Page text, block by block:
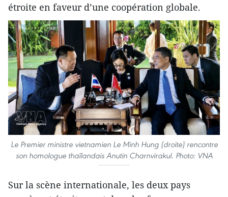
étroite en faveur d’une coopération globale.
Le Premier ministre vietnamien Le Minh Hung (droite) rencontre
son homologue thaïlandais Anutin Charnvirakul. Photo: VNA
Sur la scène internationale, les deux pays